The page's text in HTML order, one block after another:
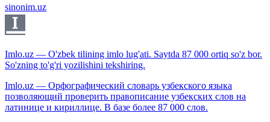
sinonim.uz
Imlo.uz — O'zbek tilining imlo lug'ati. Saytda 87 000 ortiq so'z bor.
So'zning to'g'ri yozilishini tekshiring.
Imlo.uz — Орфографический словарь узбекского языка
позволяющий проверить правописание узбекских слов на
латинице и кириллице. В базе более 87 000 слов.